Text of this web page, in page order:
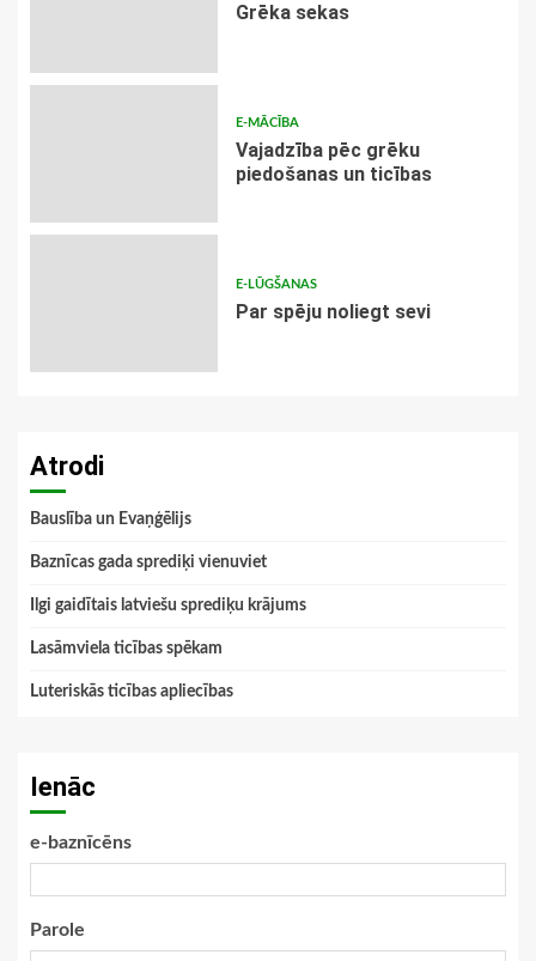
Grēka sekas
E-MĀCĪBA
Vajadzība pēc grēku
piedošanas un ticības
E-LŪGŠANAS
Par spēju noliegt sevi
Atrodi
Bauslība un Evaņģēlijs
Baznīcas gada sprediķi vienuviet
Ilgi gaidītais latviešu sprediķu krājums
Lasāmviela ticības spēkam
Luteriskās ticības apliecības
Ienāc
e-baznīcēns
Parole